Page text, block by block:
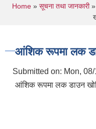
You are here
Home » सूचना तथा जानकारी»
आंशिक रूपमा लक
Submitted on: Mon,
आंशिक रूपमा लक डाउन